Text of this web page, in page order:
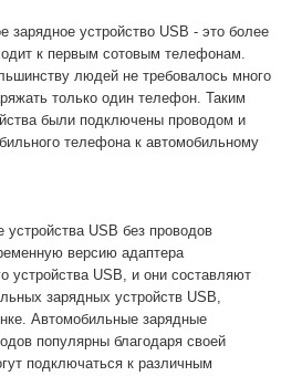
зарядное устройство USB - это более
к первым сотовым телефонам.
людей не требовалось много
только один телефон. Таким
были подключены проводом и
телефона к автомобильному
USB без проводов
версию адаптера
устройства USB, и они составляют
зарядных устройств USB,
Автомобильные зарядные
популярны благодаря своей
подключаться к различным